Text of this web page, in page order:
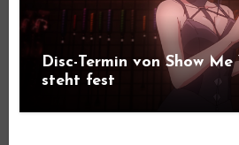
Disc-Termin von Show
steht fest